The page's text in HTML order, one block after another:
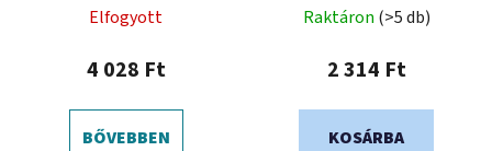
Elfogyott
4 028 Ft
BŐVEBBEN
Raktáron (>5 db)
2 314 Ft
KOSÁRBA